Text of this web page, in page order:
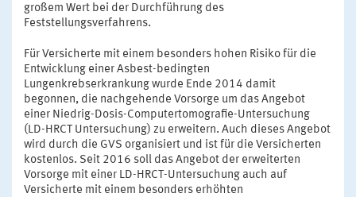
großem Wert bei der Durchführung des
Feststellungsverfahrens.
Für Versicherte mit einem besonders hohen Risiko für die
Entwicklung einer Asbest-bedingten
Lungenkrebserkrankung wurde Ende 2014 damit
begonnen, die nachgehende Vorsorge um das Angebot
einer Niedrig-Dosis-Computertomografie-Untersuchung
(LD-HRCT Untersuchung) zu erweitern. Auch dieses Angebot
wird durch die GVS organisiert und ist für die Versicherten
kostenlos. Seit 2016 soll das Angebot der erweiterten
Vorsorge mit einer LD-HRCT-Untersuchung auch auf
Versicherte mit einem besonders erhöhten